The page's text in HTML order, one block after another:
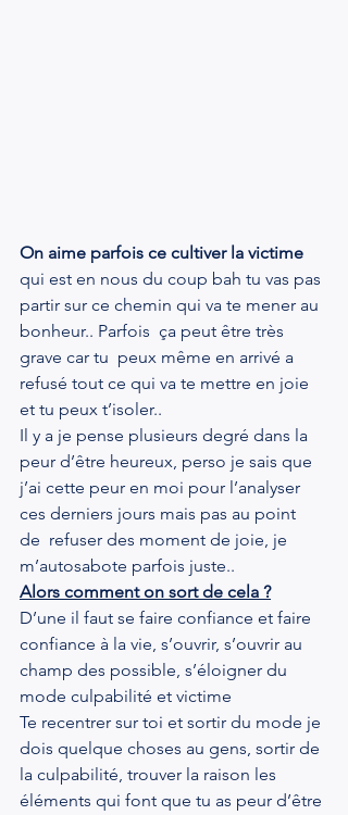
On aime parfois ce cultiver la victime
qui est en nous du coup bah tu vas pas
partir sur ce chemin qui va te mener au
bonheur.. Parfois  ça peut être très
grave car tu  peux même en arrivé a
refusé tout ce qui va te mettre en joie
et tu peux t’isoler..
Il y a je pense plusieurs degré dans la
peur d’être heureux, perso je sais que
j’ai cette peur en moi pour l’analyser
ces derniers jours mais pas au point
de  refuser des moment de joie, je
m’autosabote parfois juste..
Alors comment on sort de cela ?
D’une il faut se faire confiance et faire
confiance à la vie, s’ouvrir, s’ouvrir au
champ des possible, s’éloigner du
mode culpabilité et victime
Te recentrer sur toi et sortir du mode je
dois quelque choses au gens, sortir de
la culpabilité, trouver la raison les
éléments qui font que tu as peur d’être